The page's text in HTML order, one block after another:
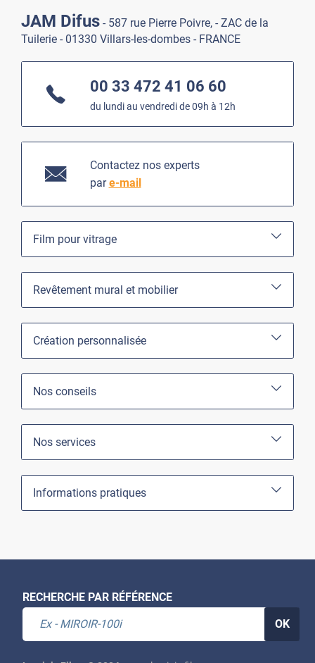
JAM Difus - 587 rue Pierre Poivre, - ZAC de la
Tuilerie - 01330 Villars-les-dombes - FRANCE
00 33 472 41 06 60
du lundi au vendredi de 09h à 12h
Contactez nos experts
pare-mail
Film pour vitrage
Revêtement mural et mobilier
Création personnalisée
Nos conseils
Nos services
Informations pratiques
RECHERCHE PAR RÉFÉRENCE
OK